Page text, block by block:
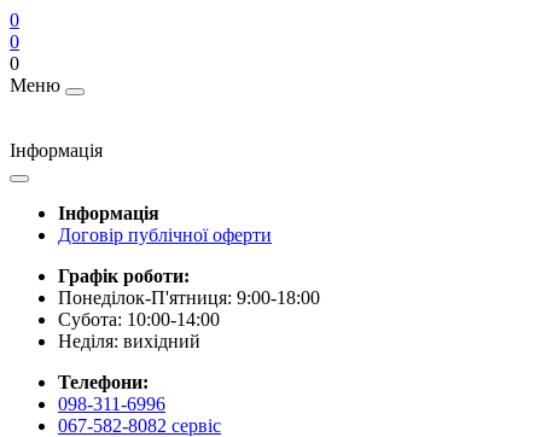
0
0
0
Меню
Інформація
Інформація
Договір публічної оферти
Графік роботи:
Понеділок-П'ятниця: 9:00-18:00
Субота: 10:00-14:00
Неділя: вихідний
Телефони:
098-311-6996
067-582-8082 сервіс